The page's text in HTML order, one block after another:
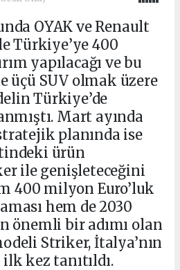
OYAK ve Renault
Türkiye’ye 400
yapılacağı ve bu
üçü SUV olmak üzere
Türkiye’de
Mart ayında
planında ise
ürün
ile genişleteceğini
400 milyon Euro’luk
hem de 2030
önemli bir adımı olan
Striker, İtalya’nın
kez tanıtıldı.